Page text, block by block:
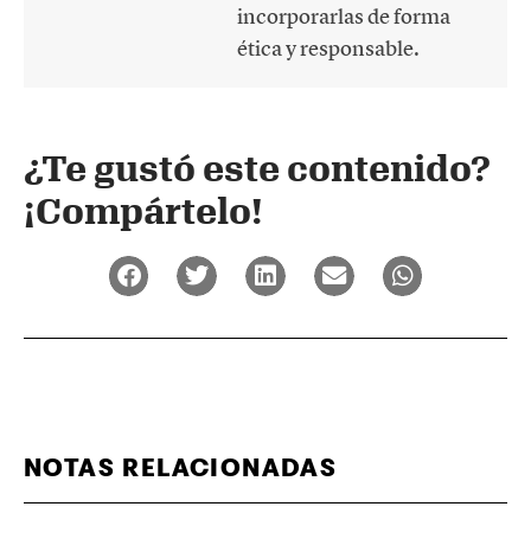
incorporarlas de forma
ética y responsable.
¿Te gustó este contenido?
¡Compártelo!
NOTAS RELACIONADAS